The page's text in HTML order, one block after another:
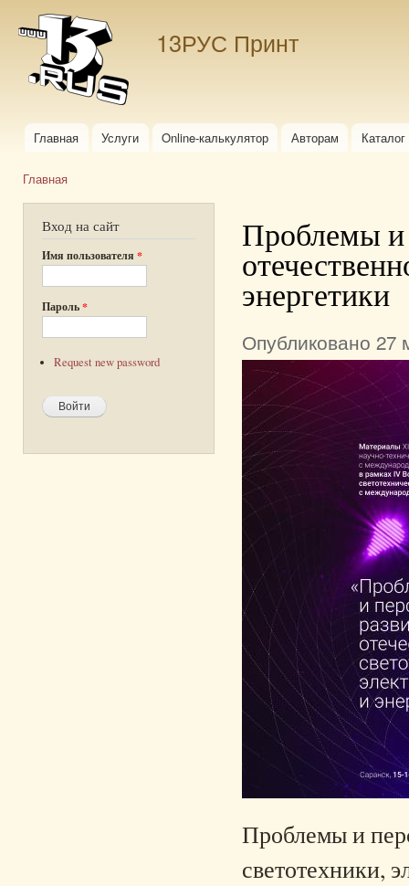
13РУС Принт
Главное меню
Главная Услуги Online-калькулятор Авторам
Главная
Вход на сайт
Имя пользователя *
Пароль*
Request new password
Проблемы и
энергетики
Опубликовано 27
Проблемы и
светотехники,